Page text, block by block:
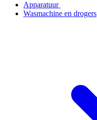
Apparatuur
Wasmachine en drogers